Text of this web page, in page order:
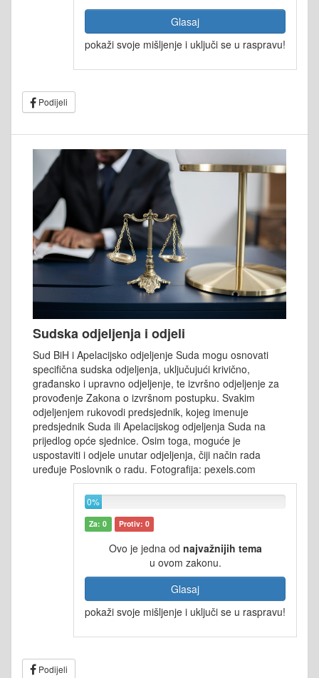
Glasaj
pokaži svoje mišljenje i uključi se u raspravu!
Podijeli
Sudska odjeljenja i odjeli
Sud BiH i Apelacijsko odjeljenje Suda mogu osnovati
specifična sudska odjeljenja, uključujući krivično,
građansko i upravno odjeljenje, te izvršno odjeljenje za
provođenje Zakona o izvršnom postupku. Svakim
odjeljenjem rukovodi predsjednik, kojeg imenuje
predsjednik Suda ili Apelacijskog odjeljenja Suda na
prijedlog opće sjednice. Osim toga, moguće je
uspostaviti i odjele unutar odjeljenja, čiji način rada
uređuje Poslovnik o radu. Fotografija: pexels.com
0%
Za: 0 Protiv: 0
Ovo je jedna od najvažnijih tema
u ovom zakonu.
Glasaj
pokaži svoje mišljenje i uključi se u raspravu!
Podijeli